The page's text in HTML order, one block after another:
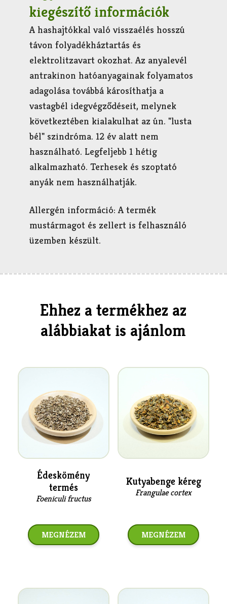
kiegészítő információk
A hashajtókkal való visszaélés hosszú
távon folyadékháztartás és
elektrolitzavart okozhat. Az anyalevél
antrakinon hatóanyagainak folyamatos
adagolása továbbá károsíthatja a
vastagbél idegvégződéseit, melynek
következtében kialakulhat az ún. "lusta
bél" szindróma. 12 év alatt nem
használható. Legfeljebb 1 hétig
alkalmazható. Terhesek és szoptató
anyák nem használhatják.
Allergén információ: A termék
mustármagot és zellert is felhasználó
üzemben készült.
Ehhez a termékhez az
alábbiakat is ajánlom
Édeskömény
termés
Foeniculi fructus
MEGNÉZEM
Kutyabenge kéreg
Frangulae cortex
MEGNÉZEM